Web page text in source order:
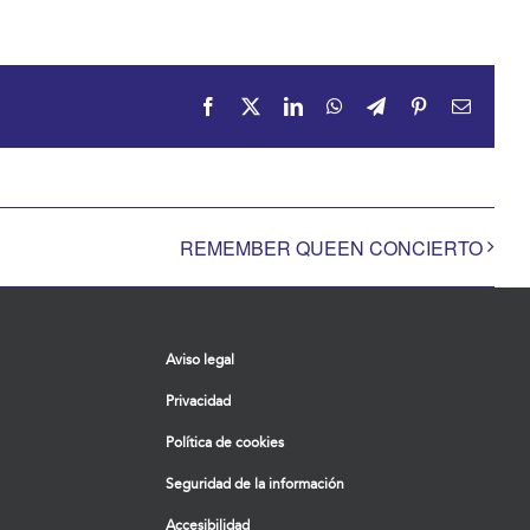
Facebook LinkedInWhatsApp
TelegramPinterestCorreo
REMEMBER QUEEN CONCIERTO
Aviso legal
Privacidad
Política de cookies
Seguridad de la información
Accesibilidad